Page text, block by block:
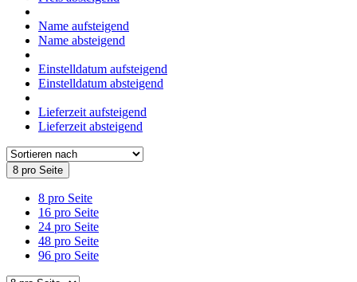
Name aufsteigend
Name absteigend
Einstelldatum aufsteigend
Einstelldatum absteigend
Lieferzeit aufsteigend
Lieferzeit absteigend
8 pro Seite
8 pro Seite
16 pro Seite
24 pro Seite
48 pro Seite
96 pro Seite